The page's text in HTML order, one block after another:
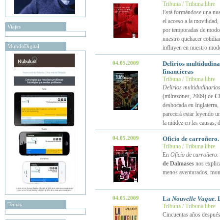
Viajes
MundoDigital
Temas
Tribuna / Tribuna libre
Está formándose una
el acceso a la
por temporadas de
nuestro quehacer
influyen en nuestro
04.05.2009
Delirios
financieras
Tribuna / Tribuna libre
Delirios
(milrazones, 2009) de
desbocada en
parecerá estar leyendo
la nitidez en las causas,
04.05.2009 Oficio de
Tribuna / Tribuna libre
En Oficio de
de Dalmasesnos
menos aventurados,
04.05.2009 La Nouvelle Vague.
Tribuna / Tribuna libre
Cincuentas años